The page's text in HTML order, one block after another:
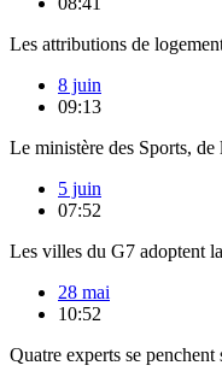
Les attributions de
8 juin
09:13
Le ministère des Sports, de
5 juin
07:52
Les villes du G7 adoptent
28 mai
10:52
Quatre experts se